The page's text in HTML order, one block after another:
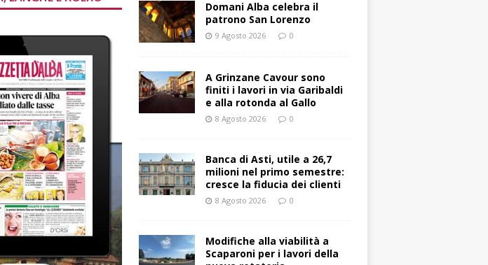
Domani Alba celebra il
patrono San Lorenzo
9 Agosto 2026 0
A Grinzane Cavour sono
finiti i lavori in via Garibaldi
e alla rotonda al Gallo
8 Agosto 2026 0
Banca di Asti, utile a 26,7
milioni nel primo semestre:
cresce la fiducia dei clienti
8 Agosto 2026 0
Modifiche alla viabilità a
Scaparoni per i lavori della